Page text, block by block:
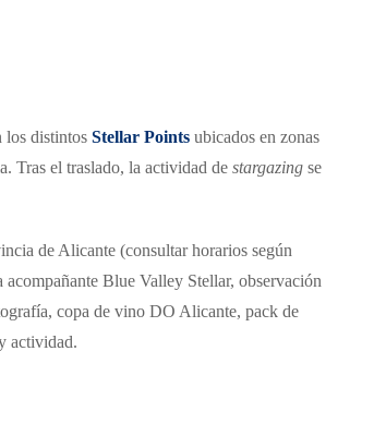
los distintos Stellar Points ubicados en zonas
Tras el traslado, la actividad de stargazing se
de Alicante (consultar horarios según
Blue Valley Stellar, observación
copa de vino DO Alicante, pack de
actividad.